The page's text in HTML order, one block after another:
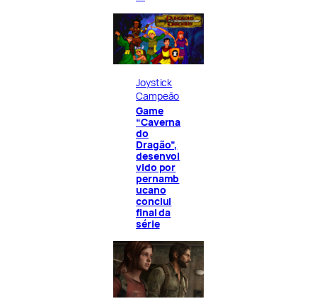
Joystick
Campeão
Game
“Caverna
do
Dragão”,
desenvol
vido por
pernamb
ucano
conclui
final da
série